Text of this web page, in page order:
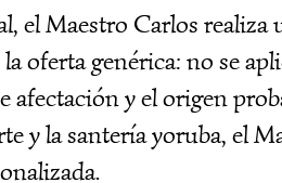
el Maestro Carlos
oferta genérica: no se
afectación y el origen
y la santería yoruba, el